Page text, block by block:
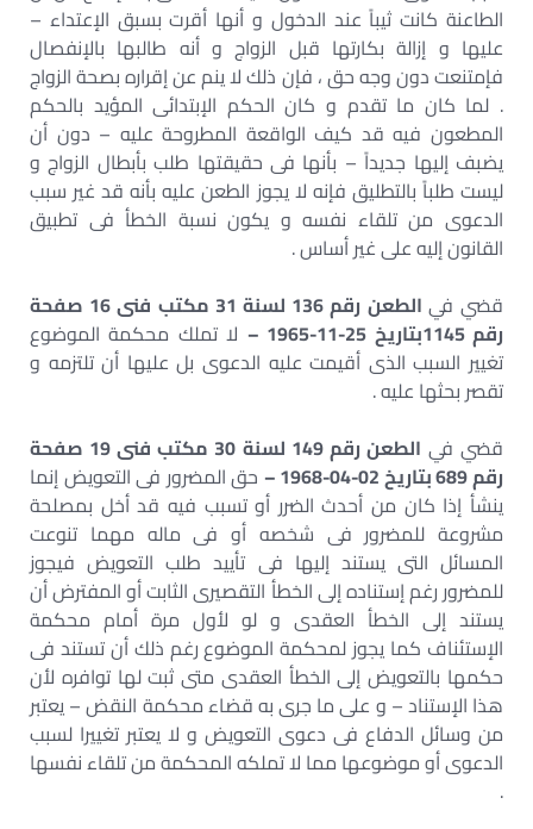
الطاعنة كانت ثيباً عند الدخول و أنها أقرت بسبق الإعتداء –
عليها و إزالة بكارتها قبل الزواج و أنه طالبها بالإنفصال
فإمتنعت دون وجه حق ، فإن ذلك لا ينم عن إقراره بصحة الزواج
. لما كان ما تقدم و كان الحكم الإبتدائى المؤيد بالحكم
المطعون فيه قد كيف الواقعة المطروحة عليه – دون أن
يضبف إليها جديداً – بأنها فى حقيقتها طلب بأبطال الزواج و
ليست طلباً بالتطليق فإنه لا يجوز الطعن عليه بأنه قد غير سبب
الدعوى من تلقاء نفسه و يكون نسبة الخطأ فى تطبيق
القانون إليه على غير أساس .
قضي في
الطعن رقم 136 لسنة 31 مكتب فنى 16 صفحة
رقم 1145بتاريخ 25-11-1965 –
لا تملك محكمة الموضوع
تغيير السبب الذى أقيمت عليه الدعوى بل عليها أن تلتزمه و
تقصر بحثها عليه .
قضي في
الطعن رقم 149 لسنة 30 مكتب فنى 19 صفحة
رقم 689 بتاريخ 02-04-1968 –
حق المضرور فى التعويض إنما
ينشأ إذا كان من أحدث الضرر أو تسبب فيه قد أخل بمصلحة
مشروعة للمضرور فى شخصه أو فى ماله مهما تنوعت
المسائل التى يستند إليها فى تأييد طلب التعويض فيجوز
للمضرور رغم إستناده إلى الخطأ التقصيرى الثابت أو المفترض أن
يستند إلى الخطأ العقدى و لو لأول مرة أمام محكمة
الإستئناف كما يجوز لمحكمة الموضوع رغم ذلك أن تستند فى
حكمها بالتعويض إلى الخطأ العقدى متى ثبت لها توافره لأن
هذا الإستناد – و على ما جرى به قضاء محكمة النقض – يعتبر
من وسائل الدفاع فى دعوى التعويض و لا يعتبر تغييرا لسبب
الدعوى أو موضوعها مما لا تملكه المحكمة من تلقاء نفسها
.